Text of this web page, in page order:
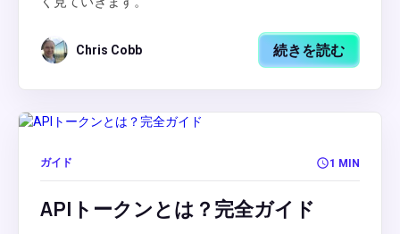
Chris Cobb 続きを読む
ガイド 1 MIN
APIトークンとは？完全ガイド